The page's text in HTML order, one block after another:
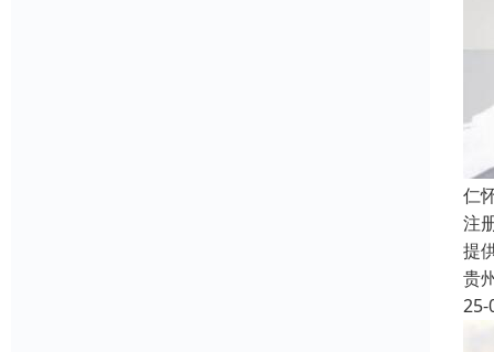
仁
注
提
贵
25-